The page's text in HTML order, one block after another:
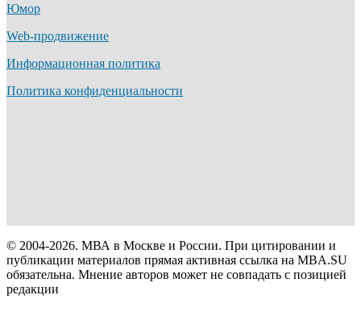
Юмор
Web-продвижение
Информационная политика
Политика конфиденциальности
© 2004-2026. МВА в Москве и России. При цитировании и
публикации материалов прямая активная ссылка на MBA.SU
обязательна. Мнение авторов может не совпадать с позицией
редакции